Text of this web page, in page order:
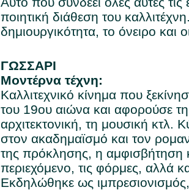
ποιητική διάθεση του
δημιουργικότητα, το όνειρο και
ΓΩΣΣΑΡΙ
Μοντέρνα τέχνη:
Καλλιτεχνικό κίνημα που
του 19ου αιώνα και αφορούσε τη
αρχιτεκτονική, τη μουσική κτλ.
στον ακαδημαϊσμό και τον
της πρόκλησης, η αμφισβήτηση
περιεχόμενο, τις φόρμες, αλλά
Εκδηλώθηκε ως